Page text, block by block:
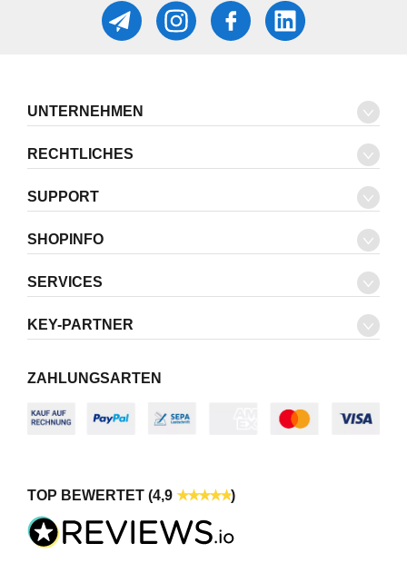
UNTERNEHMEN
RECHTLICHES
SUPPORT
SHOPINFO
SERVICES
KEY-PARTNER
ZAHLUNGSARTEN
TOP BEWERTET (4,9 )